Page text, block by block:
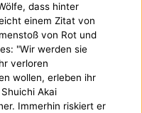
dass hinter
einem Zitat von
von Rot und
"Wir werden sie
verloren
wollen, erleben ihr
Akai
Immerhin riskiert er